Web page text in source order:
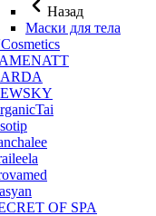
Назад
Маски для тела
OF SPA